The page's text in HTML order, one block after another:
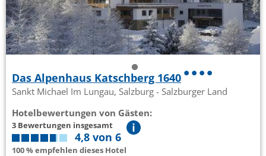
Das Alpenhaus Katschberg 1640
Sankt Michael Im Lungau, Salzburg - Salzburger Land
Hotelbewertungen von Gästen:
3 Bewertungen insgesamt
4,8 von 6
100 % empfehlen dieses Hotel